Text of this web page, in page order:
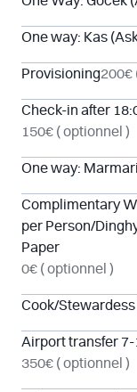
One way: Kas
Provisioning200€
Check-in after
150€ ( optionnel )
One way:
Complimentary
per Person/
Paper
0€ ( optionnel )
Cook/Stewardess
Airport transfer
350€ ( optionnel )